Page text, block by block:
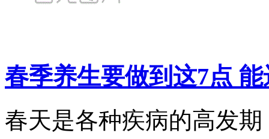
春季养生要做到这7点
春天是各种疾病的高发